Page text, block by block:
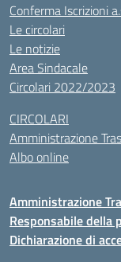
Conferma Iscrizioni
Le circolari
Le notizie
Area Sindacale
Circolari 2022/2023
CIRCOLARI
Amministrazione
Albo online
Amministrazione
Responsabile della
Dichiarazione di